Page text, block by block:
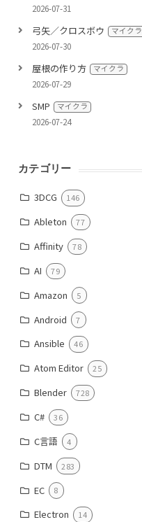
2026-07-31
弓矢／クロスボウ マイクラ
2026-07-30
屋根の作り方 マイクラ
2026-07-29
SMP マイクラ
2026-07-24
カテゴリー
3DCG 146
Ableton 77
Affinity 78
AI 79
Amazon 5
Android 7
Ansible 46
Atom Editor 25
Blender 728
C# 36
C言語 4
DTM 283
EC 8
Electron 14